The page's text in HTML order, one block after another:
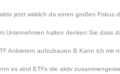
jetzt wirklich da einen großen Fokus
Unternehmen halten denken Sie
Anbietern aufzubauen B Kann ich mir
es sind ETFs die aktiv